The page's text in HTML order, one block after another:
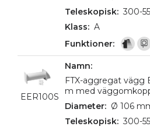
300-
A
EER100S
FTX-aggregat vägg
m med
Ø 106
300-